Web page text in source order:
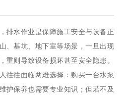
排水作业是保障施工安全与设备正
、基坑、地下室等场景，一旦出现
重则导致设备损坏甚至安全隐患。
往往面临两难选择：购买一台水泵
护保养也需要专业知识；但若不及